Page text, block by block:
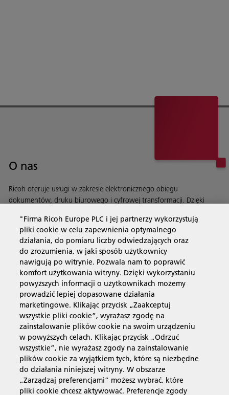
O nas
Ricoh oferuje usługi w zakresie elektronicznego obiegu
dokumentów, druku biurowego i cyfrowej transformacji. Dzięki
Dowiedz się więcej o naszej historii i naszych działaniach
Usługi biznesowe
Produkty i usługi
Wsparcie i kontakt
Materiały dodatkowe
"Firma Ricoh Europe PLC i jej partnerzy wykorzystują
pliki cookie w celu zapewnienia optymalnego
działania, do pomiaru liczby odwiedzających oraz
do zrozumienia, w jaki sposób użytkownicy
nawigują po witrynie. Pozwala nam to poprawić
komfort użytkowania witryny. Dzięki wykorzystaniu
powyższych informacji o użytkownikach możemy
prowadzić lepiej dopasowane działania
marketingowe. Klikając przycisk „Zaakceptuj
wszystkie pliki cookie”, wyrażasz zgodę na
zainstalowanie plików cookie na swoim urządzeniu
w powyższych celach. Klikając przycisk „Odrzuć
wszystkie”, nie wyrażasz zgody na zainstalowanie
plików cookie za wyjątkiem tych, które są niezbędne
do działania niniejszej witryny. W obszarze
„Zarządzaj preferencjami” możesz wybrać, które
pliki cookie chcesz aktywować. Preferencje zgody